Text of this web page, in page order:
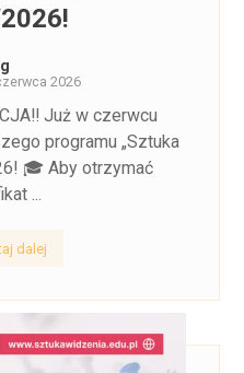
2026
Już w czerwcu
programu „Sztuka
🎓 Aby otrzymać
...
dalej